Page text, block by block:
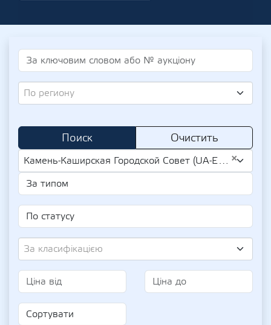
По региону
Поиск Очистить
×
Камень-Каширская Городской Совет (UA-EDR 34836909)
За класифікацією